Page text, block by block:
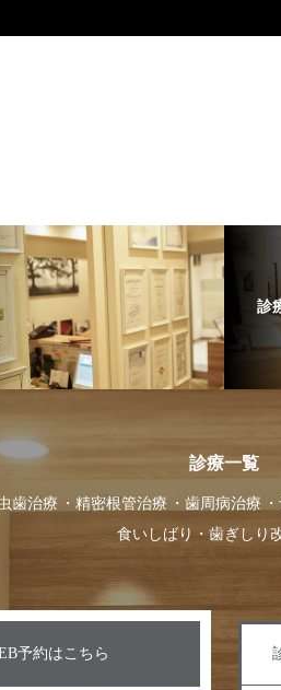
診
診療一覧
歯治療 精密根管治療 歯周病治療
食いしばり・歯ぎしり
予約はこちら